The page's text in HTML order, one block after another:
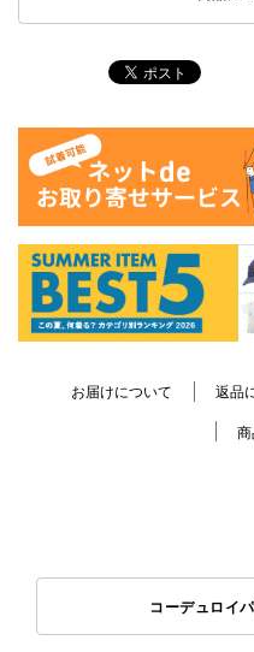
お届けについて 返品
商
コーデュロイ